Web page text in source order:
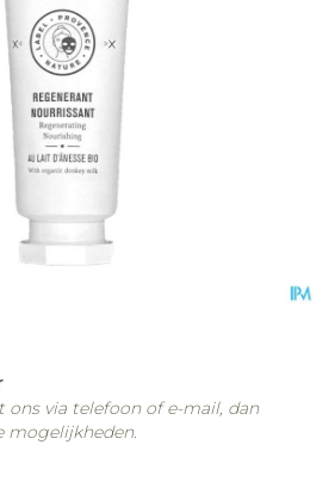
via telefoon of e-mail, dan
mogelijkheden.